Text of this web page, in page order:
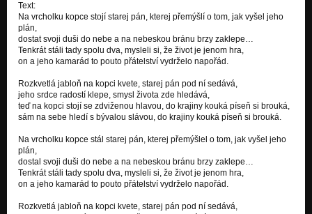
Na nebi plném hvězd
Druhý pohled na svět
Rudé kapky
Druhý pohled na svět
Starý pán
Druhý pohled na svět
Text:
Na vrcholku kopce stojí starej pán, kterej přemýšlí o tom, jak vyšel jeho
plán,
dostat svoji duši do nebe a na nebeskou bránu brzy zaklepe…
Tenkrát stáli tady spolu dva, mysleli si, že život je jenom hra,
on a jeho kamarád to pouto přátelství vydrželo napořád.
Rozkvetlá jabloň na kopci kvete, starej pán pod ní sedává,
jeho srdce radostí klepe, smysl života zde hledává,
teď na kopci stojí se zdviženou hlavou, do krajiny kouká píseň si brouká,
sám na sebe hledí s bývalou slávou, do krajiny kouká píseň si brouká.
Na vrcholku kopce stál starej pán, kterej přemýšlel o tom, jak vyšel jeho
plán,
dostal svoji duši do nebe a na nebeskou bránu brzy zaklepe…
Tenkrát stáli tady spolu dva, mysleli si, že život je jenom hra,
on a jeho kamarád to pouto přátelství vydrželo napořád.
Rozkvetlá jabloň na kopci kvete, starej pán pod ní sedává,